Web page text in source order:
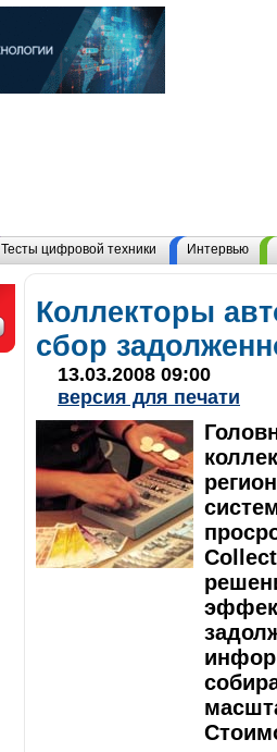
Тесты цифровой техники Интервью
Коллекторы
cбор
13.03.2008 09:00
версия для печати